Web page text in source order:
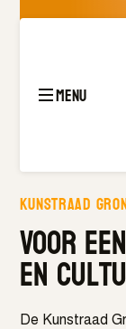
menu
Kunstraad
Voor
en
De Kunstraad